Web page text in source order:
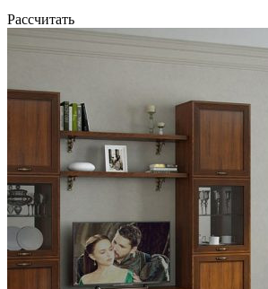
Рассчитать